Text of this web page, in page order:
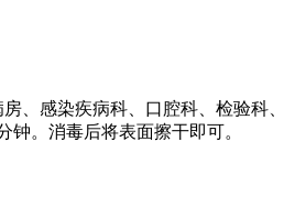
、感染疾病科、口腔科、检验科、
。消毒后将表面擦干即可。